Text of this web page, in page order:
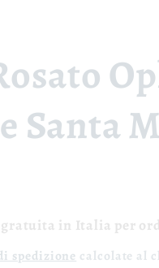
Santa
gratuita in Italia per
spedizione calcolate al